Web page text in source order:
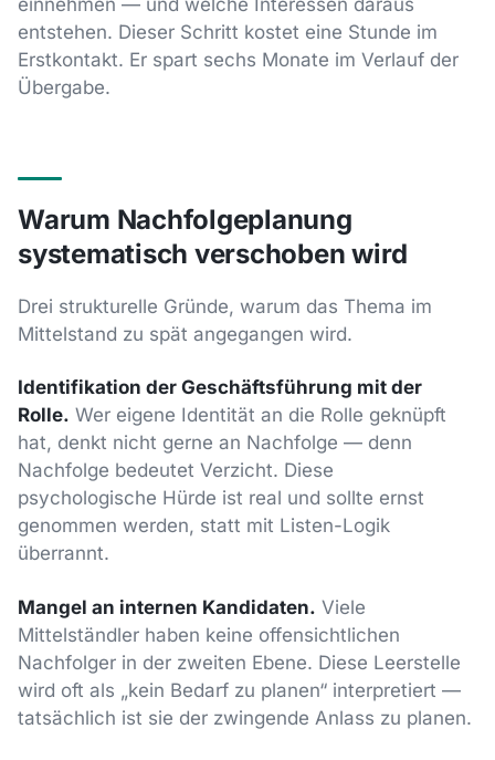
entstehen. Dieser Schritt kostet eine Stunde im
Erstkontakt. Er spart sechs Monate im Verlauf der
Übergabe.
Warum Nachfolgeplanung
systematisch verschoben wird
Drei strukturelle Gründe, warum das Thema im
Mittelstand zu spät angegangen wird.
Identifikation der Geschäftsführung mit der
Rolle. Wer eigene Identität an die Rolle geknüpft
hat, denkt nicht gerne an Nachfolge — denn
Nachfolge bedeutet Verzicht. Diese
psychologische Hürde ist real und sollte ernst
genommen werden, statt mit Listen-Logik
überrannt.
Mangel an internen Kandidaten. Viele
Mittelständler haben keine offensichtlichen
Nachfolger in der zweiten Ebene. Diese Leerstelle
wird oft als „kein Bedarf zu planen“ interpretiert —
tatsächlich ist sie der zwingende Anlass zu planen.